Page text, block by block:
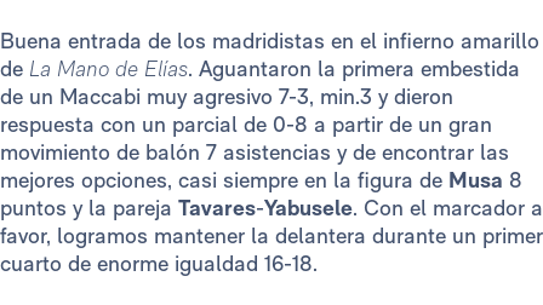
Buena entrada de los madridistas en el infierno amarillo
de La Mano de Elías. Aguantaron la primera embestida
de un Maccabi muy agresivo 7-3, min.3 y dieron
respuesta con un parcial de 0-8 a partir de un gran
movimiento de balón 7 asistencias y de encontrar las
mejores opciones, casi siempre en la figura de Musa 8
puntos y la pareja Tavares-Yabusele. Con el marcador a
favor, logramos mantener la delantera durante un primer
cuarto de enorme igualdad 16-18.